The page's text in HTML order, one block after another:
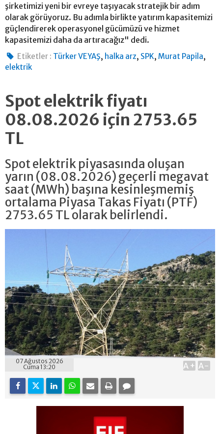
şirketimizi yeni bir evreye taşıyacak stratejik bir adım
olarak görüyoruz. Bu adımla birlikte yatırım kapasitemizi
güçlendirerek operasyonel gücümüzü ve hizmet
kapasitemizi daha da artıracağız" dedi.
Etiketler : Türker VEYAŞ, halka arz, SPK,Murat Papila,
elektrik
Spot elektrik fiyatı
08.08.2026 için 2753.65
TL
Spot elektrik piyasasında oluşan
yarın (08.08.2026) geçerli megavat
saat (MWh) başına kesinleşmemiş
ortalama Piyasa Takas Fiyatı (PTF)
2753.65 TL olarak belirlendi.
07 Ağustos 2026
Cuma 13:20
A+ A-